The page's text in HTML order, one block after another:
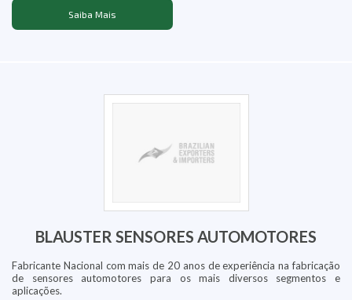
Saiba Mais
BLAUSTER SENSORES AUTOMOTORES
Fabricante Nacional com mais de 20 anos de experiência na fabricação
de sensores automotores para os mais diversos segmentos e
aplicações.